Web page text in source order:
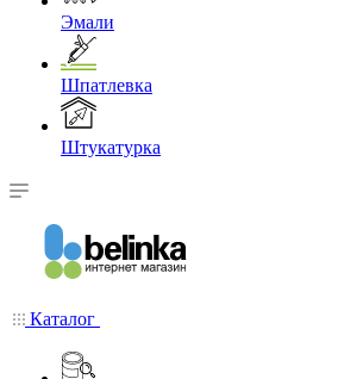
Эмали
Шпатлевка
Штукатурка
Каталог